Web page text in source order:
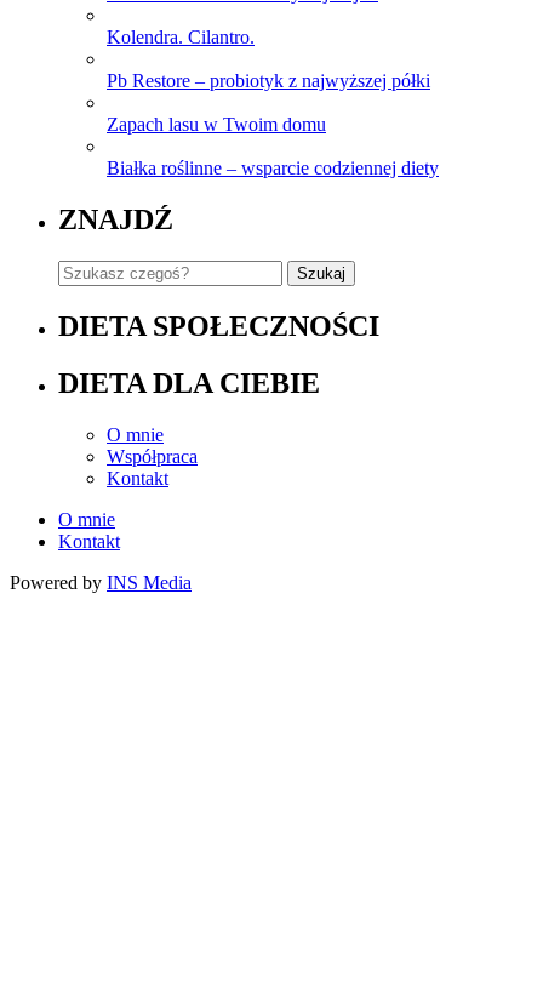
Kolendra. Cilantro.
Pb Restore – probiotyk z najwyższej półki
Zapach lasu w Twoim domu
Białka roślinne – wsparcie codziennej diety
ZNAJDŹ
DIETA SPOŁECZNOŚCI
DIETA DLA CIEBIE
O mnie
Współpraca
Kontakt
O mnie
Kontakt
Powered by INS Media